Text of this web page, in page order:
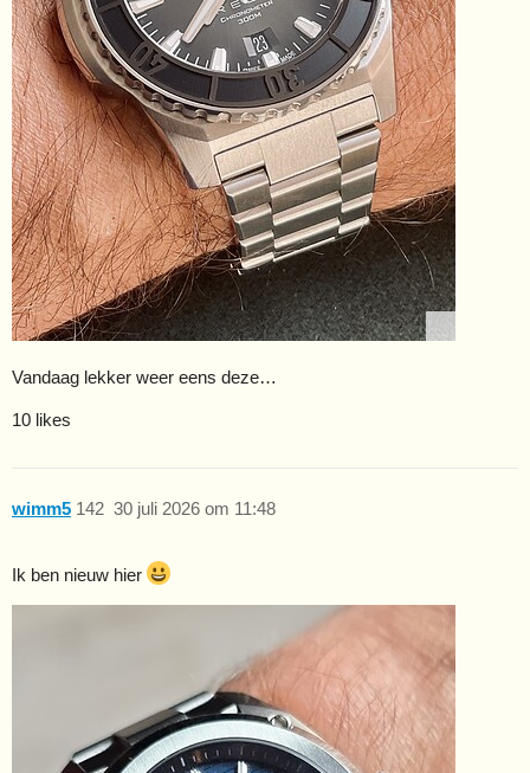
Vandaag lekker weer eens deze…
10 likes
wimm5 30 juli 2026 om 11:48
142
Ik ben nieuw hier